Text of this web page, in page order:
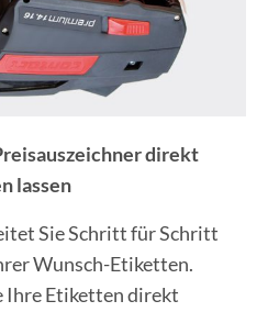
direkt
lassen
Sie Schritt für Schritt
Wunsch-Etiketten.
Ihre Etiketten direkt